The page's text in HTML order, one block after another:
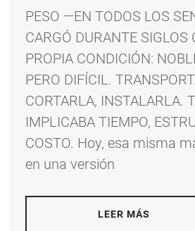
PESO —EN TODOS LOS
CARGÓ DURANTE SIGLOS
PROPIA CONDICIÓN:
PERO DIFÍCIL.
CORTARLA, INSTALARLA.
IMPLICABA TIEMPO,
COSTO. Hoy, esa misma
en una versión
LEER MÁS